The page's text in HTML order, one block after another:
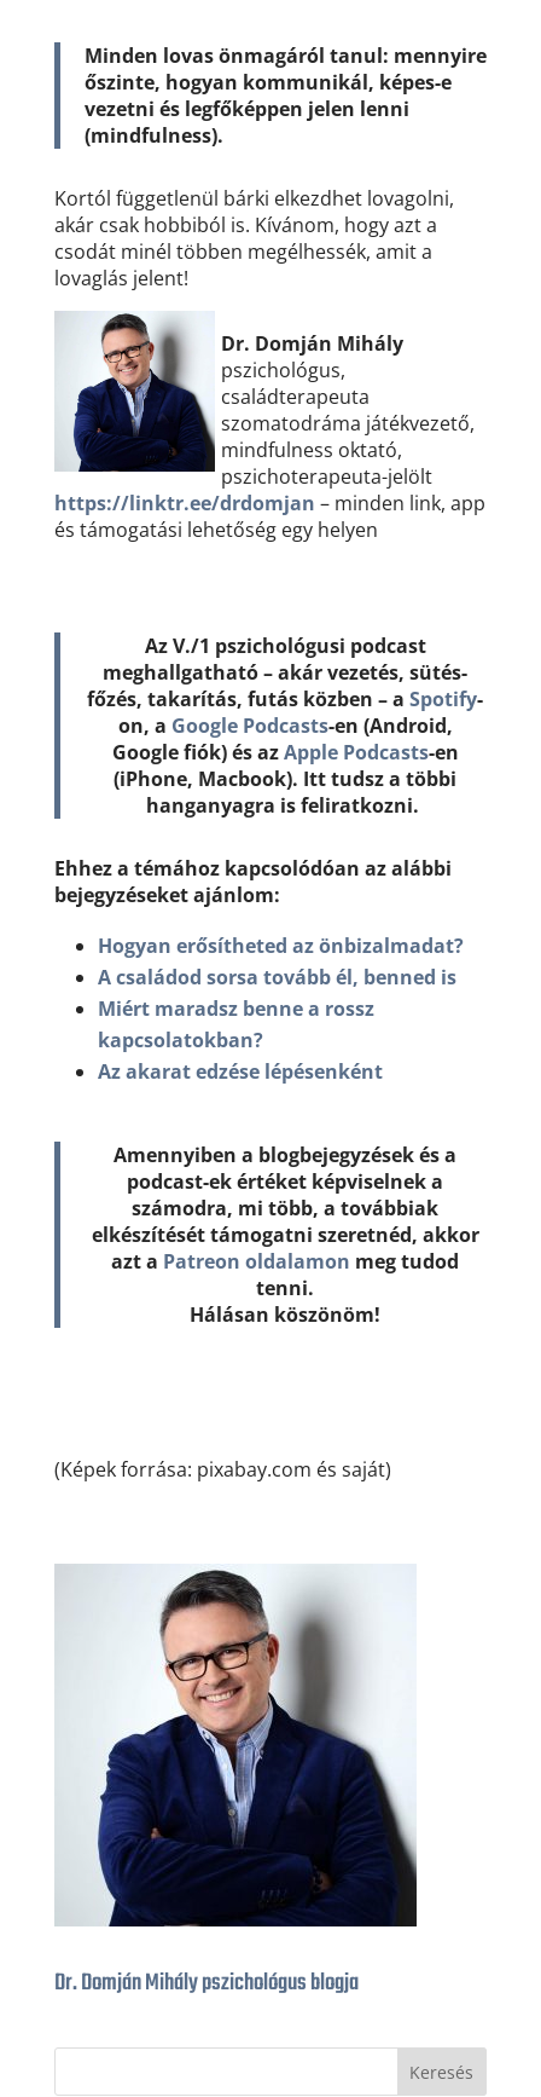
Minden lovas önmagáról tanul: mennyire
őszinte, hogyan kommunikál, képes-e
vezetni és legfőképpen jelen lenni
(mindfulness).
Kortól függetlenül bárki elkezdhet lovagolni,
akár csak hobbiból is. Kívánom, hogy azt a
csodát minél többen megélhessék, amit a
lovaglás jelent!
Dr. Domján Mihály
pszichológus,
családterapeuta
szomatodráma játékvezető,
mindfulness oktató,
pszichoterapeuta-jelölt
https://linktr.ee/drdomjan – minden link, app
és támogatási lehetőség egy helyen
Az V./1 pszichológusi podcast
meghallgatható – akár vezetés, sütés-
főzés, takarítás, futás közben – aSpotify-
on, a Google Podcasts-en (Android,
Google fiók) és azApple Podcasts-en
(iPhone, Macbook). Itt tudsz a többi
hanganyagra is feliratkozni.
Ehhez a témához kapcsolódóan az alábbi
bejegyzéseket ajánlom:
Hogyan erősítheted az önbizalmadat?
A családod sorsa tovább él, benned is
Miért maradsz benne a rossz
kapcsolatokban?
Az akarat edzése lépésenként
Amennyiben a blogbejegyzések és a
podcast-ek értéket képviselnek a
számodra, mi több, a továbbiak
elkészítését támogatni szeretnéd, akkor
azt a Patreon oldalamon meg tudod
tenni.
Hálásan köszönöm!
(Képek forrása: pixabay.com és saját)
Dr. Domján Mihály pszichológus blogja